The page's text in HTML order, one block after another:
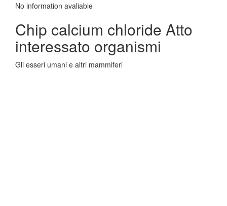
No information avaliable
Chip calcium chloride Atto
interessato organismi
Gli esseri umani e altri mammiferi